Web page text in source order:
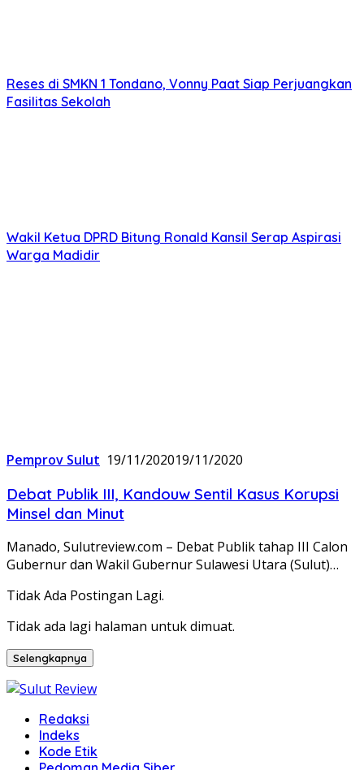
Reses di SMKN 1 Tondano, Vonny Paat Siap Perjuangkan
Fasilitas Sekolah
Wakil Ketua DPRD Bitung Ronald Kansil Serap Aspirasi
Warga Madidir
Pemprov Sulut 19/11/202019/11/2020
Debat Publik III, Kandouw Sentil Kasus Korupsi
Minsel dan Minut
Manado, Sulutreview.com – Debat Publik tahap III Calon
Gubernur dan Wakil Gubernur Sulawesi Utara (Sulut)…
Tidak Ada Postingan Lagi.
Tidak ada lagi halaman untuk dimuat.
Selengkapnya
Redaksi
Indeks
Kode Etik